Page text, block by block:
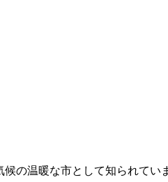
の温暖な市として知られてい